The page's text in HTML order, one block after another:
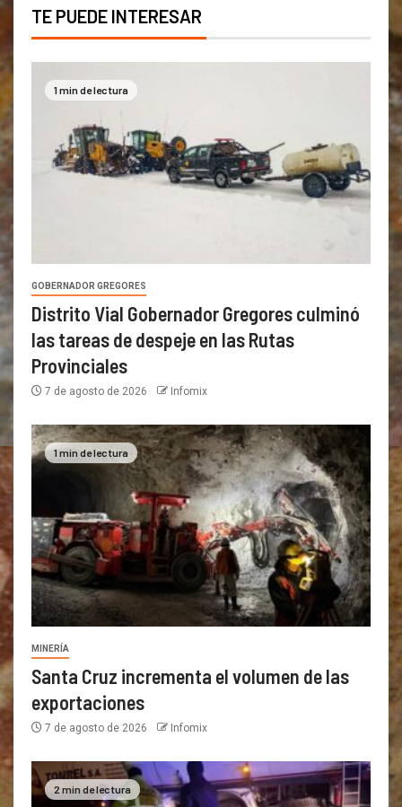
TE PUEDE INTERESAR
1 min de lectura
GOBERNADOR GREGORES
Distrito Vial Gobernador Gregores culminó
las tareas de despeje en las Rutas
Provinciales
7 de agosto de 2026 Infomix
1 min de lectura
MINERÍA
Santa Cruz incrementa el volumen de las
exportaciones
7 de agosto de 2026 Infomix
2 min de lectura